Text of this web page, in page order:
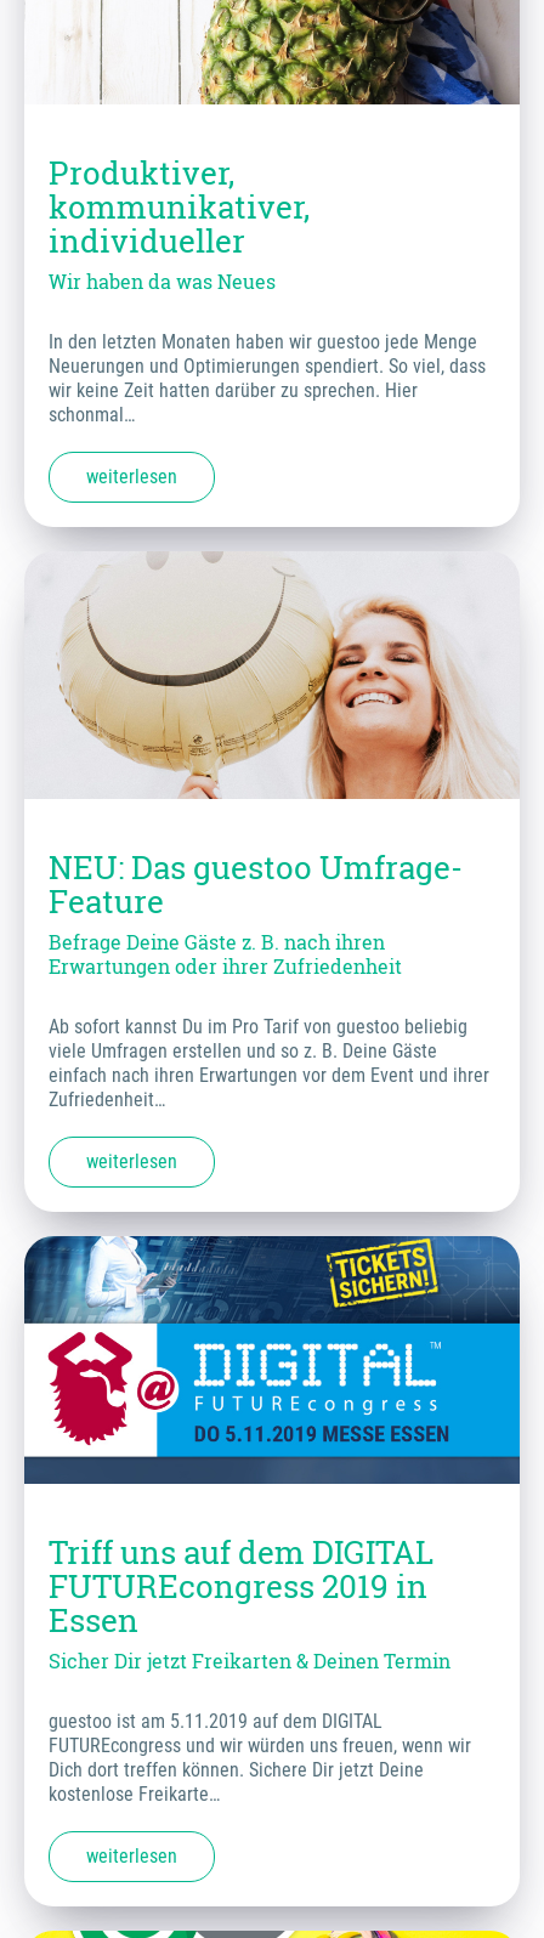
Produktiver,
kommunikativer,
individueller
Wir haben da was Neues
In den letzten Monaten haben wir guestoo jede Menge
Neuerungen und Optimierungen spendiert. So viel, dass
wir keine Zeit hatten darüber zu sprechen. Hier
schonmal…
weiterlesen
NEU: Das guestoo Umfrage-
Feature
Befrage Deine Gäste z. B. nach ihren
Erwartungen oder ihrer Zufriedenheit
Ab sofort kannst Du im Pro Tarif von guestoo beliebig
viele Umfragen erstellen und so z. B. Deine Gäste
einfach nach ihren Erwartungen vor dem Event und ihrer
Zufriedenheit…
weiterlesen
Triff uns auf dem DIGITAL
FUTUREcongress 2019 in
Essen
Sicher Dir jetzt Freikarten & Deinen Termin
guestoo ist am 5.11.2019 auf dem DIGITAL
FUTUREcongress und wir würden uns freuen, wenn wir
Dich dort treffen können. Sichere Dir jetzt Deine
kostenlose Freikarte…
weiterlesen